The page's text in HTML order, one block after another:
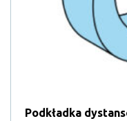
Podkładka